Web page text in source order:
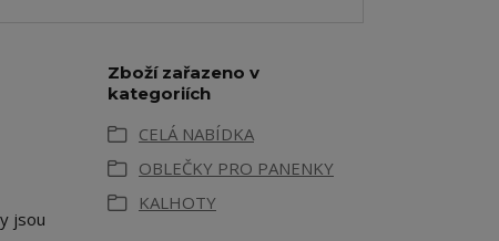
jsou
Zboží zařazeno v
kategoriích
CELÁ NABÍDKA
OBLEČKY PRO PANENKY
KALHOTY